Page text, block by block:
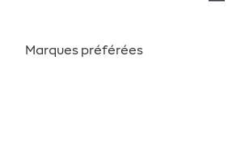
Marques préférées